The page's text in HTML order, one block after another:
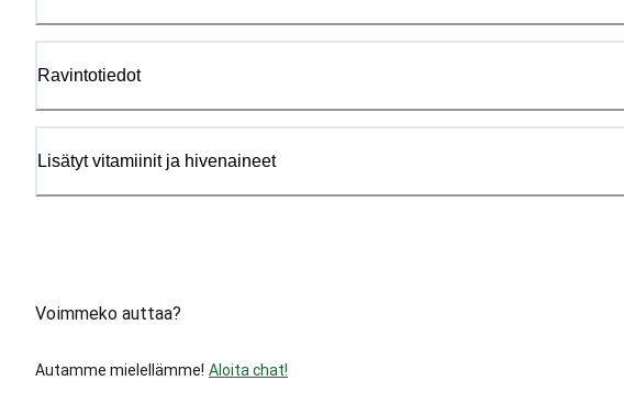
Ravintotiedot
Lisätyt vitamiinit ja hivenaineet
Voimmeko auttaa?
Autamme mielellämme! Aloita chat!